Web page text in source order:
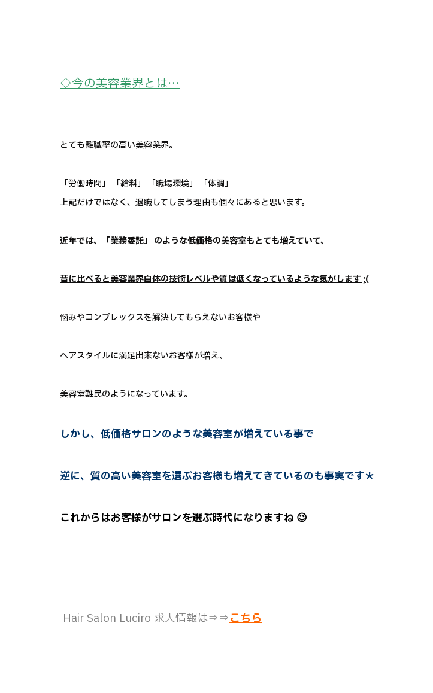
◇今の美容業界とは…
とても離職率の高い美容業界。
「労働時間」 「給料」 「職場環境」 「体調」
上記だけではなく、退職してしまう理由も個々にあると思います。
近年では、「業務委託」 のような低価格の美容室もとても増えていて、
昔に比べると美容業界自体の技術レベルや質は低くなっているような気がします ;(
悩みやコンプレックスを解決してもらえないお客様や
ヘアスタイルに満足出来ないお客様が増え、
美容室難民のようになっています。
しかし、低価格サロンのような美容室が増えている事で
逆に、質の高い美容室を選ぶお客様も増えてきているのも事実です＊
これからはお客様がサロンを選ぶ時代になりますね 😉
Hair Salon Luciro 求人情報は⇒⇒こちら